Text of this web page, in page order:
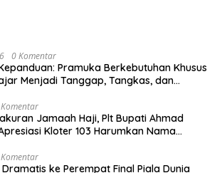
0 Komentar
Pramuka Berkebutuhan Khusus
Menjadi Tanggap, Tangkas, dan
Jamaah Haji, Plt Bupati Ahmad
Kloter 103 Harumkan Nama
Dramatis ke Perempat Final Piala Dunia